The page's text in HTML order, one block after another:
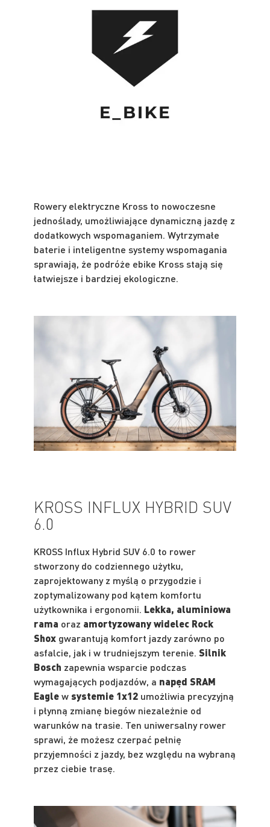
Rowery elektryczne Kross to nowoczesne
jednoślady, umożliwiające dynamiczną jazdę z
dodatkowych wspomaganiem. Wytrzymałe
baterie i inteligentne systemy wspomagania
sprawiają, że podróże ebike Kross stają się
łatwiejsze i bardziej ekologiczne.
KROSS INFLUX HYBRID SUV
6.0
KROSS Influx Hybrid SUV 6.0 to rower
stworzony do codziennego użytku,
zaprojektowany z myślą o przygodzie i
zoptymalizowany pod kątem komfortu
użytkownika i ergonomii. Lekka, aluminiowa
rama oraz amortyzowany widelec Rock
Shox gwarantują komfort jazdy zarówno po
asfalcie, jak i w trudniejszym terenie. Silnik
Bosch zapewnia wsparcie podczas
wymagających podjazdów, a napęd SRAM
Eaglewsystemie 1x12 umożliwia precyzyjną
i płynną zmianę biegów niezależnie od
warunków na trasie. Ten uniwersalny rower
sprawi, że możesz czerpać pełnię
przyjemności z jazdy, bez względu na wybraną
przez ciebie trasę.